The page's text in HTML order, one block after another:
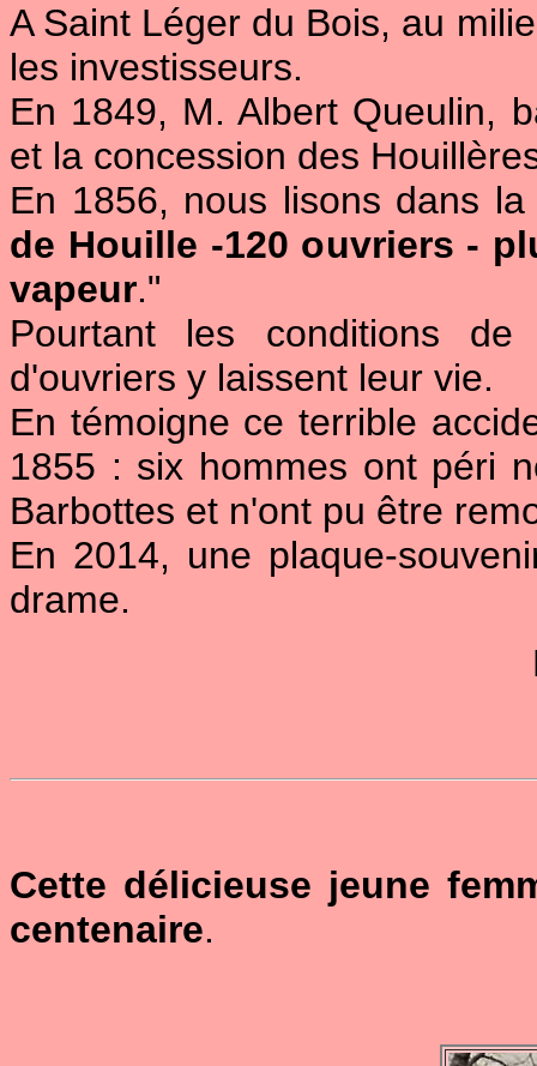
A Saint Léger du Bois, au
les investisseurs.
En 1849, M. Albert Queulin,
et la concession des
En 1856, nous lisons dans
de Houille -120 ouvriers -
vapeur."
Pourtant les conditions
d'ouvriers y laissent leur vie.
En témoigne ce terrible
1855 : six hommes ont péri
Barbottes et n'ont pu être
En 2014, une plaque-
drame.
Cette délicieuse jeune
centenaire.